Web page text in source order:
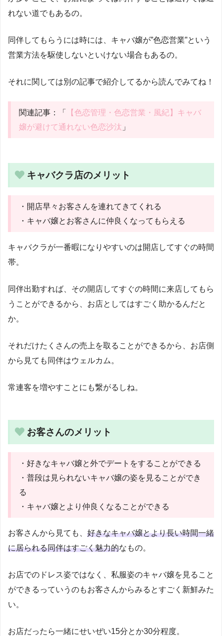
れない道でもあるの。
同伴してもらうには時には、キャバ嬢が”色恋営業”という
営業方法を駆使しないといけない場合もあるの。
それに関しては別の記事で紹介してるから読んでみてね！
関連記事：「
【色恋管理・色恋営業・風紀】キャバ
嬢が避けて通れない色恋沙汰 」
キャバクラ店のメリット
・開店早々お客さんを連れてきてくれる
・キャバ嬢とお客さんに仲良くなってもらえる
キャバクラが一番暇になりやすいのは開店してすぐの時間
帯。
同伴出勤すれば、その開店してすぐの時間に来店してもら
うことができるから、お店としてはすごく助かるんだと
か。
それだけたくさんの売上を取ることができるから、お店側
から見ても同伴はウェルカム。
常連客を増やすことにも繋がるしね。
お客さんのメリット
・好きなキャバ嬢と外でデートをすることができる
・普段は見られないキャバ嬢の姿を見ることができ
る
・キャバ嬢とより仲良くなることができる
お客さんから見ても、 好きなキャバ嬢とより長い時間一緒
に居られる同伴はすごく魅力的なもの。
お店でのドレス姿ではなく、私服姿のキャバ嬢を見ること
ができるっていうのもお客さんからみるとすごく新鮮みた
い。
お店だったら一緒にせいぜい15分とか30分程度。